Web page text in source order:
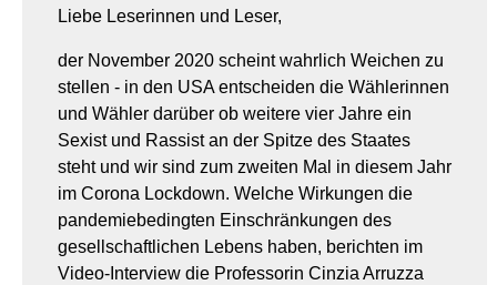
Liebe Leserinnen und Leser,
der November 2020 scheint wahrlich Weichen zu
stellen - in den USA entscheiden die Wählerinnen
und Wähler darüber ob weitere vier Jahre ein
Sexist und Rassist an der Spitze des Staates
steht und wir sind zum zweiten Mal in diesem Jahr
im Corona Lockdown. Welche Wirkungen die
pandemiebedingten Einschränkungen des
gesellschaftlichen Lebens haben, berichten im
Video-Interview die Professorin Cinzia Arruzza